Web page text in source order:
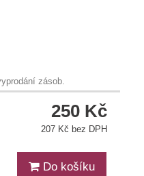
zásob.
250 Kč
207 Kč bez DPH
Do košíku